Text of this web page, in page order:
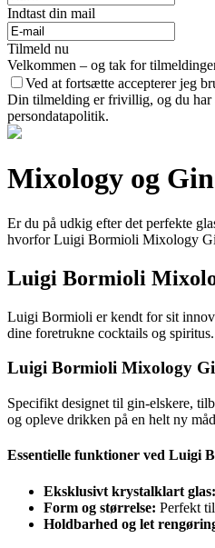
Indtast din mail
Tilmeld nu
Velkommen – og tak for
Ved at fortsætte accepterer jeg
Din tilmelding er frivillig, og du har
persondatapolitik.
Mixology og
Er du på udkig efter det perfekte
hvorfor Luigi Bormioli Mixology
Luigi Bormioli
Luigi Bormioli er kendt for sit
dine foretrukne cocktails og
Luigi Bormioli Mixology
Specifikt designet til gin-elskere,
og opleve drikken på en helt ny
Essentielle funktioner ved Luigi
Eksklusivt krystalklart glas:
Form og størrelse: Perfekt
Holdbarhed og let